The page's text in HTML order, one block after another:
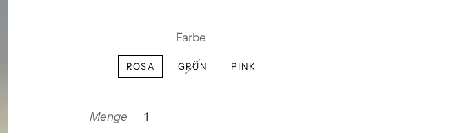
Farbe
ROSA GRÜN PINK
Menge